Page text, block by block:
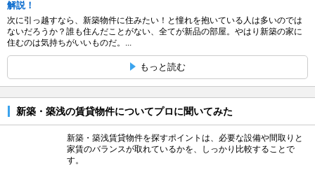
解説！
次に引っ越すなら、新築物件に住みたい！と憧れを抱いている人は多いのでは
ないだろうか？誰も住んだことがない、全てが新品の部屋。やはり新築の家に
住むのは気持ちがいいものだ。...
もっと読む
新築・築浅の賃貸物件についてプロに聞いてみた
新築・築浅賃貸物件を探すポイントは、必要な設備や間取りと
家賃のバランスが取れているかを、しっかり比較することで
す。